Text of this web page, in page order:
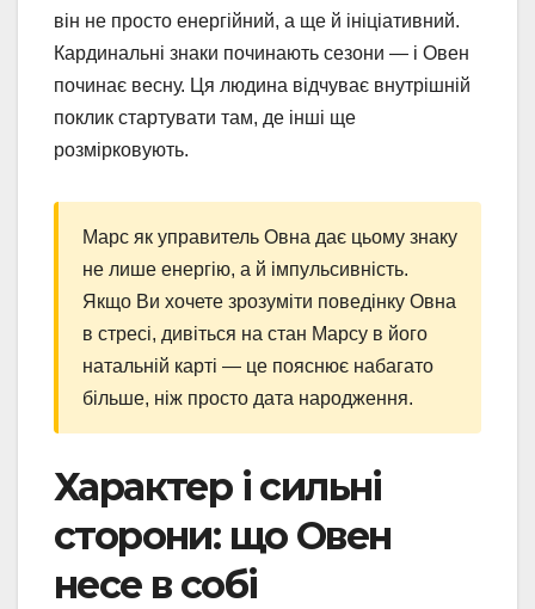
він не просто енергійний, а ще й ініціативний.
Кардинальні знаки починають сезони — і Овен
починає весну. Ця людина відчуває внутрішній
поклик стартувати там, де інші ще
розмірковують.
Марс як управитель Овна дає цьому знаку
не лише енергію, а й імпульсивність.
Якщо Ви хочете зрозуміти поведінку Овна
в стресі, дивіться на стан Марсу в його
натальній карті — це пояснює набагато
більше, ніж просто дата народження.
Характер і сильні
сторони: що Овен
несе в собі